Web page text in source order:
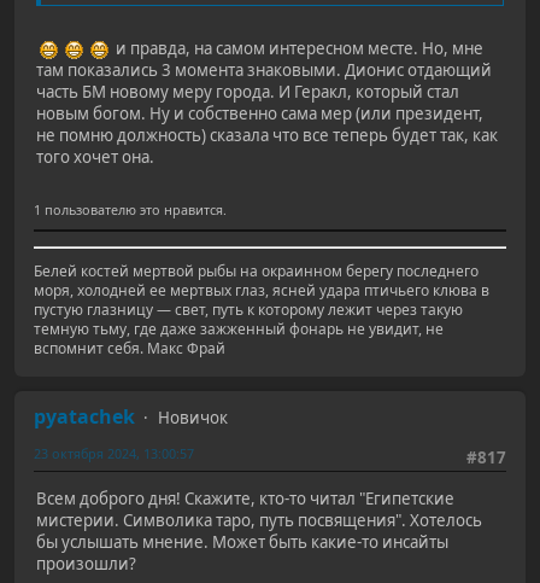
и правда, на самом интересном месте. Но, мне
там показались 3 момента знаковыми. Дионис отдающий
часть БМ новому меру города. И Геракл, который стал
новым богом. Ну и собственно сама мер (или президент,
не помню должность) сказала что все теперь будет так, как
того хочет она.
1 пользователю это нравится.
Белей костей мертвой рыбы на окраинном берегу последнего
моря, холодней ее мертвых глаз, ясней удара птичьего клюва в
пустую глазницу — свет, путь к которому лежит через такую
темную тьму, где даже зажженный фонарь не увидит, не
вспомнит себя. Макс Фрай
pyatachek
Новичок
#817
23 октября 2024, 13:00:57
Всем доброго дня! Скажите, кто-то читал "Египетские
мистерии. Символика таро, путь посвящения". Хотелось
бы услышать мнение. Может быть какие-то инсайты
произошли?